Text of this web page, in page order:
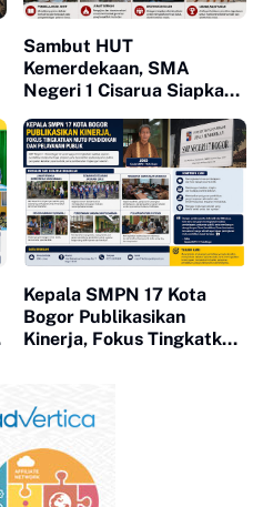
Sambut HUT
Kemerdekaan, SMA
Negeri 1 Cisarua Siapkan
Siswa
Kepala SMPN 17 Kota
Bogor Publikasikan
Kinerja, Fokus Tingkatkan